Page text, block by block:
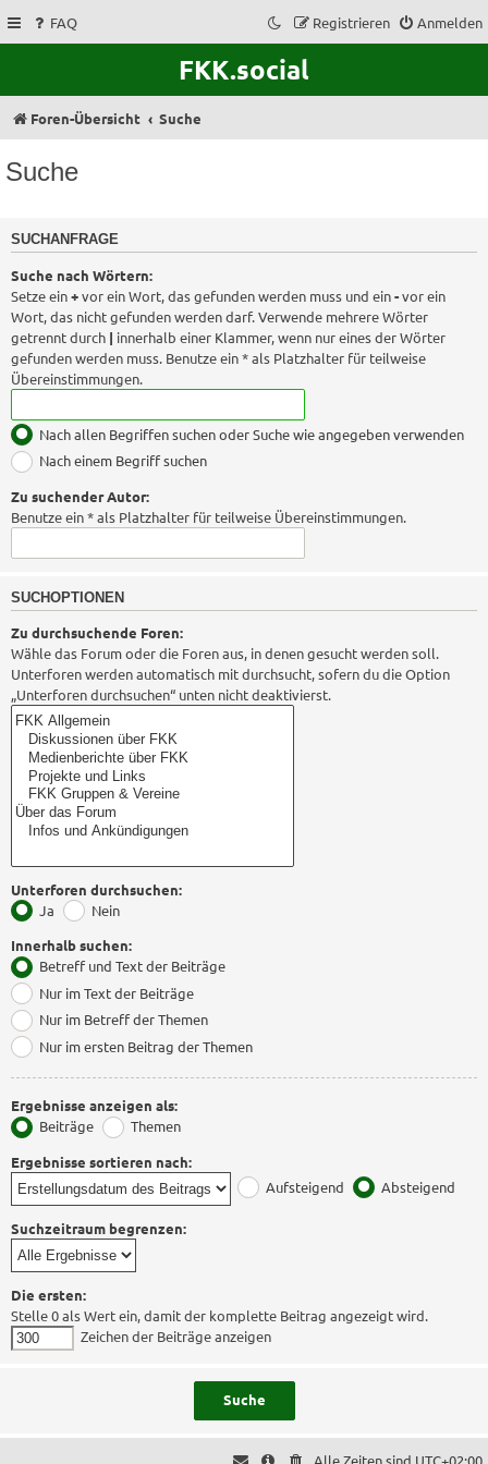
FAQ Anmelden
Registrieren
FKK.social
Foren-Übersicht Suche
Suche
SUCHANFRAGE
Suche nach Wörtern:
Setze ein+vor ein Wort, das gefunden werden muss und ein-vor ein
Wort, das nicht gefunden werden darf. Verwende mehrere Wörter
getrennt durch | innerhalb einer Klammer, wenn nur eines der Wörter
gefunden werden muss. Benutze ein * als Platzhalter für teilweise
Übereinstimmungen.
Nach allen Begriffen suchen oder Suche wie angegeben verwenden
Nach einem Begriff suchen
Zu suchender Autor:
Benutze ein * als Platzhalter für teilweise Übereinstimmungen.
SUCHOPTIONEN
Zu durchsuchende Foren:
Wähle das Forum oder die Foren aus, in denen gesucht werden soll.
Unterforen werden automatisch mit durchsucht, sofern du die Option
„Unterforen durchsuchen“ unten nicht deaktivierst.
Unterforen durchsuchen:
Ja
Nein
Innerhalb suchen:
Betreff und Text der Beiträge
Nur im Text der Beiträge
Nur im Betreff der Themen
Nur im ersten Beitrag der Themen
Ergebnisse anzeigen als:
Beiträge
Themen
Ergebnisse sortieren nach:
Aufsteigend
Absteigend
Suchzeitraum begrenzen:
Die ersten:
Stelle 0 als Wert ein, damit der komplette Beitrag angezeigt wird.
Zeichen der Beiträge anzeigen